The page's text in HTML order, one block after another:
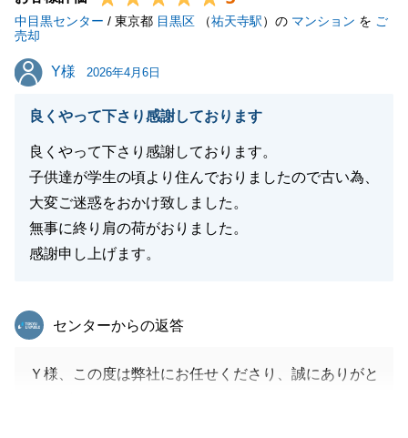
中目黒センター / 東京都 目黒区 （祐天寺駅）の マンション を ご
売却
Y様
Y様 2026年4月6日
良くやって下さり感謝しております
良くやって下さり感謝しております。
子供達が学生の頃より住んでおりましたので古い為、
大変ご迷惑をおかけ致しました。
無事に終り肩の荷がおりました。
感謝申し上げます。
東急リバブル
センターからの返答
Ｙ様、この度は弊社にお任せくださり、誠にありがと